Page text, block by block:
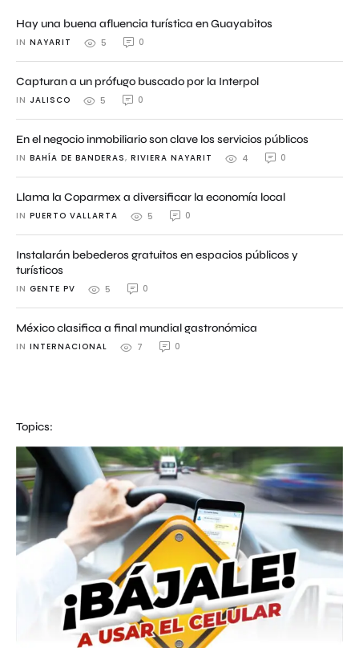
Hay una buena afluencia turística en Guayabitos
IN NAYARIT 5 0
Capturan a un prófugo buscado por la Interpol
IN JALISCO 5 0
En el negocio inmobiliario son clave los servicios públicos
IN BAHÍA DE BANDERAS, RIVIERA NAYARIT 4 0
Llama la Coparmex a diversificar la economía local
IN PUERTO VALLARTA 5 0
Instalarán bebederos gratuitos en espacios públicos y
turísticos
IN GENTE PV 5 0
México clasifica a final mundial gastronómica
IN INTERNACIONAL 7 0
Topics: